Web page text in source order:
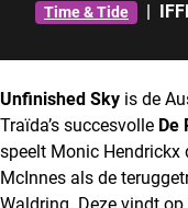
Time & Tide |
Unfinished Sky is de
Traïda’s succesvolle De
speelt Monic
McInnes als de